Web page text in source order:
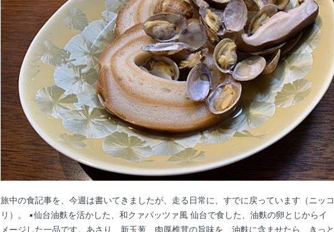
旅中の食記事を、今週は書いてきましたが、走る日常に、すでに戻っています（ニッコ
リ）。 ▪️仙台油麩を活かした、和クァパッツァ風 仙台で食した、油麩の卵とじからイ
メージした一品です。あさり、新玉葱、肉厚椎茸の旨味を、油麩に含ませたら、きっと